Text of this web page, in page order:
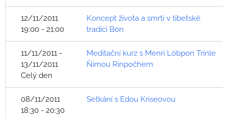
12/11/2011
19:00 - 21:00
Koncept života a smrti v tibetské
tradici Bön
11/11/2011 -
13/11/2011
Celý den
Meditační kurz s Menri Löbpon Trinle
Ňimou Rinpočhem
08/11/2011
18:30 - 20:30
Setkání s Edou Kriseovou